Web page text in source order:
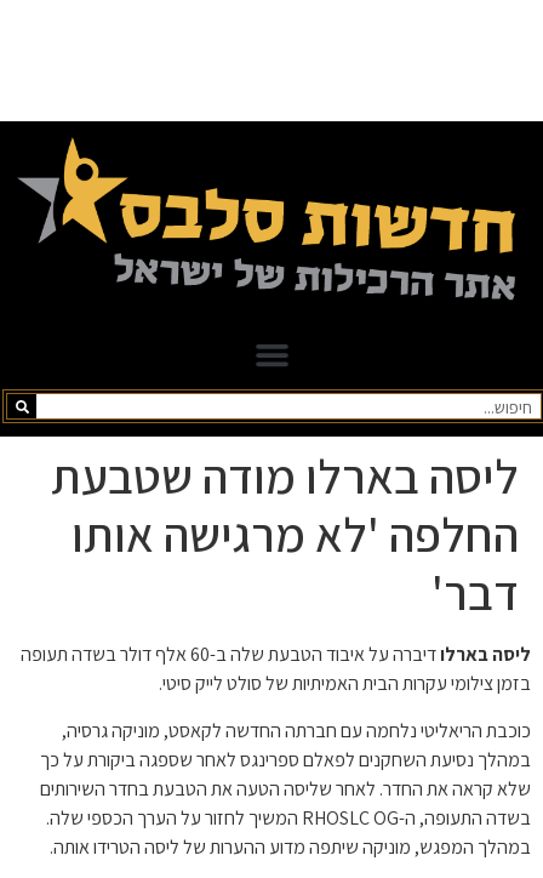
ליסה בארלו מודה שטבעת
החלפה 'לא מרגישה אותו
דבר'
ליסה בארלו
דיברה על איבוד הטבעת שלה ב-60 אלף דולר בשדה תעופה
בזמן צילומי עקרות הבית האמיתיות של סולט לייק סיטי.
כוכבת הריאליטי נלחמה עם חברתה החדשה לקאסט, מוניקה גרסיה,
במהלך נסיעת השחקנים לפאלם ספרינגס לאחר שספגה ביקורת על כך
שלא קראה את החדר. לאחר שליסה הטעה את הטבעת בחדר השירותים
בשדה התעופה, ה-RHOSLC OG המשיך לחזור על הערך הכספי שלה.
במהלך המפגש, מוניקה שיתפה מדוע ההערות של ליסה הטרידו אותה.